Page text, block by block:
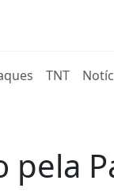
TNT
pela